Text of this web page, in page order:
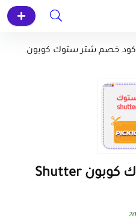
كود خصم شتر ستوك كوبون
كود خصم شتر ستوك كوبون Shutter